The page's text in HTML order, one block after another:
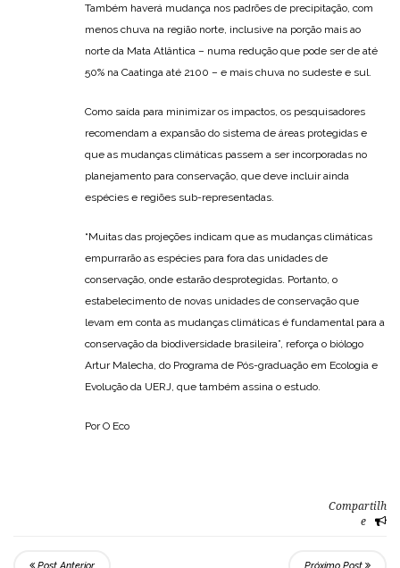
Também haverá mudança nos padrões de precipitação, com
menos chuva na região norte, inclusive na porção mais ao
norte da Mata Atlântica – numa redução que pode ser de até
50% na Caatinga até 2100 – e mais chuva no sudeste e sul.
Como saída para minimizar os impactos, os pesquisadores
recomendam a expansão do sistema de áreas protegidas e
que as mudanças climáticas passem a ser incorporadas no
planejamento para conservação, que deve incluir ainda
espécies e regiões sub-representadas.
“Muitas das projeções indicam que as mudanças climáticas
empurrarão as espécies para fora das unidades de
conservação, onde estarão desprotegidas. Portanto, o
estabelecimento de novas unidades de conservação que
levam em conta as mudanças climáticas é fundamental para a
conservação da biodiversidade brasileira”, reforça o biólogo
Artur Malecha, do Programa de Pós-graduação em Ecologia e
Evolução da UERJ, que também assina o estudo.
Por O Eco
Compartilh
e
Post Anterior Próximo Post